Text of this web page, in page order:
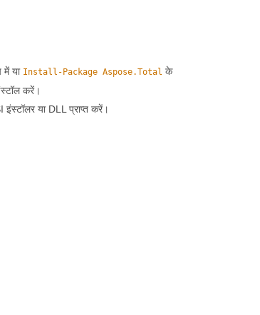
या Install-Package Aspose.Total के
करें।
या DLL प्राप्त करें।